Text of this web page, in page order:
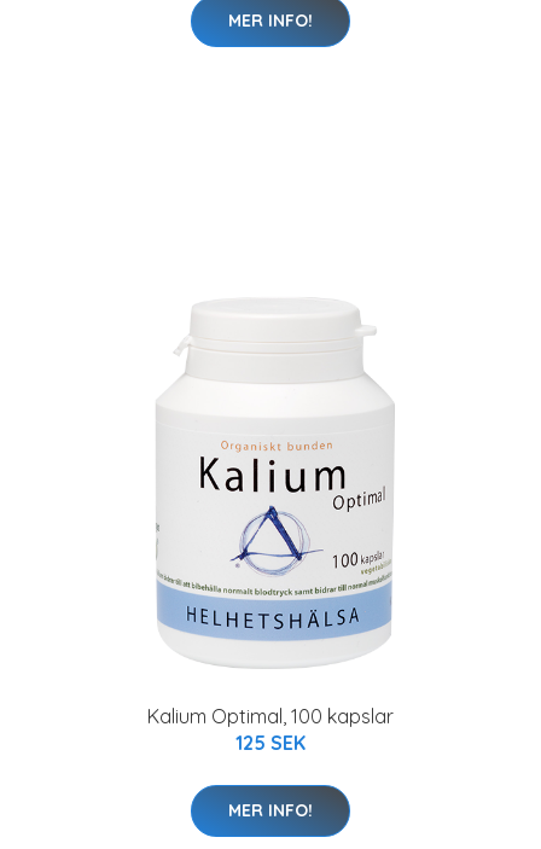
MER INFO!
Kalium Optimal, 100 kapslar
125 SEK
MER INFO!